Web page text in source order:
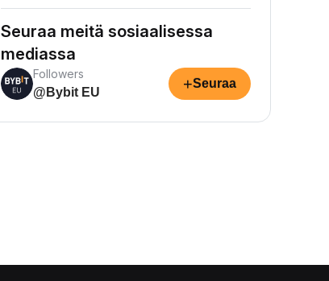
Seuraa meitä sosiaalisessa
mediassa
Followers
@Bybit EU
+Seuraa